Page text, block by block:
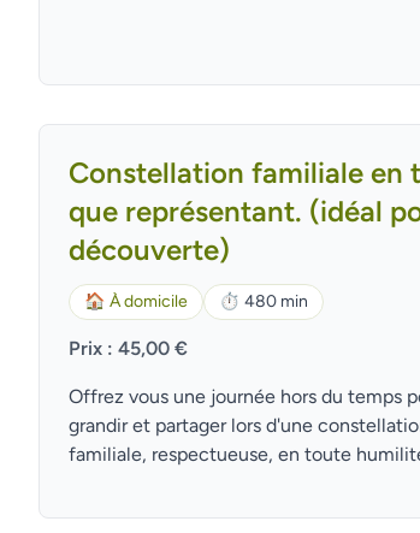
Constellation familiale en
que représentant. (idéal
découverte)
🏠 À domicile ⏱ 480 min
Prix : 45,00 €
Offrez vous une journée hors du temps
grandir et partager lors d'une
familiale, respectueuse, en toute